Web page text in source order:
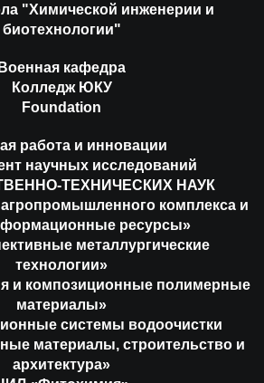
"Химической инженерии и
биотехнологии"
Военная кафедра
Колледж ЮКУ
Foundation
работа и инновации
научных исследований
ТЕХНИЧЕСКИХ НАУК
комплекса и
ресурсы»
металлургические
технологии»
и композиционные полимерные
материалы»
системы водоочистки
материалы, строительство и
архитектура»